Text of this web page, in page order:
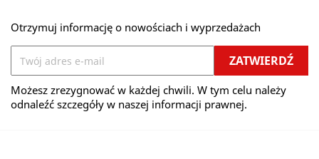
Otrzymuj informację o nowościach i wyprzedażach
Możesz zrezygnować w każdej chwili. W tym celu należy
odnaleźć szczegóły w naszej informacji prawnej.